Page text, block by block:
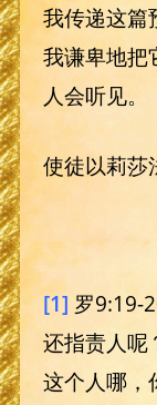
我传递这篇
我谦卑地把
人会听见。
使徒以莉莎
[1] 罗9:19-
还指责人呢
这个人哪，